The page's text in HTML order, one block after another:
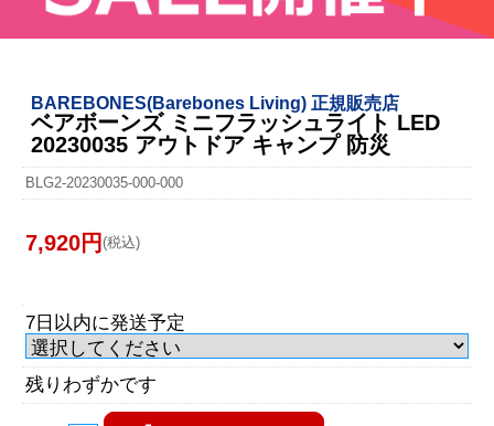
BAREBONES(Barebones Living) 正規販売店
ベアボーンズ ミニフラッシュライト LED
20230035 アウトドア キャンプ 防災
BLG2-20230035-000-000
7,920円 (税込)
7日以内に発送予定
残りわずかです